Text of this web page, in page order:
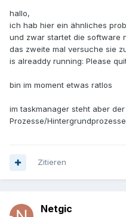
hallo,
ich hab hier ein ähnliches
und zwar startet die software
das zweite mal versuche sie
is alreaddy running: Please
bin im moment etwas ratlos
im taskmanager steht aber
Prozesse/Hintergrundprozesse
Zitieren
Netgic